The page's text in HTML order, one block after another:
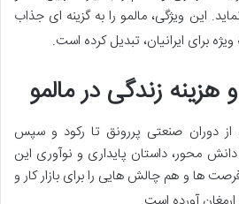
این ویژگی، مالمو را به گزینه ای جذاب
ویژه برای ایرانیان، تبدیل کرده است.
و هزینه زندگی در مالمو
از دوران صنعتی پررونق تا رکود و سپس
محور، داستان پایداری و نوآوری این
ها و هم چالش هایی را برای بازار کار و